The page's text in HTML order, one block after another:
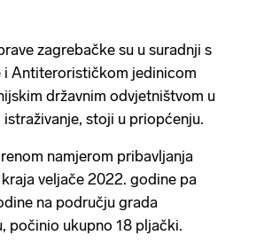
zagrebačke su u suradnji s
Antiterorističkom jedinicom
državnim odvjetništvom u
stoji u priopćenju.
namjerom pribavljanja
veljače 2022. godine pa
na području grada
počinio ukupno 18 pljački.